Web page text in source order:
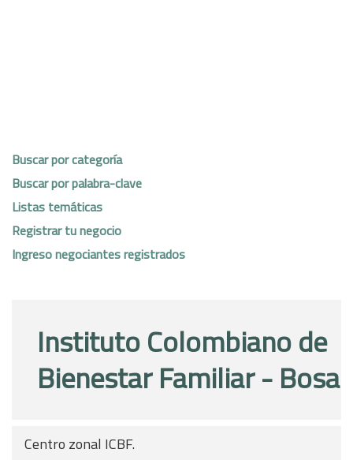
Buscar por categoría
Buscar por palabra-clave
Listas temáticas
Registrar tu negocio
Ingreso negociantes registrados
Instituto Colombiano de
Bienestar Familiar - Bosa
Centro zonal ICBF.